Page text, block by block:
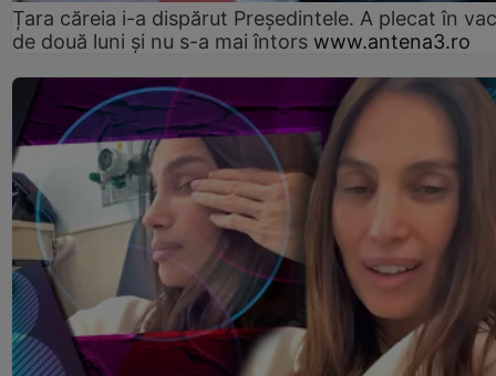
Țara căreia i-a dispărut Președintele. A plecat în
de două luni și nu s-a mai întors www.antena3.ro